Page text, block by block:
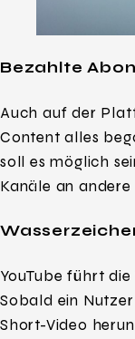
Bezahlte
Auch auf der
Content alles
soll es möglich
Kanäle an
YouTube führt
Sobald ein
Short-Video